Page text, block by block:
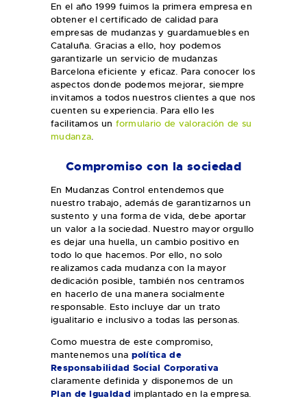
En el año 1999 fuimos la primera empresa en
obtener el certificado de calidad para
empresas de mudanzas y guardamuebles en
Cataluña. Gracias a ello, hoy podemos
garantizarle un servicio de mudanzas
Barcelona eficiente y eficaz. Para conocer los
aspectos donde podemos mejorar, siempre
invitamos a todos nuestros clientes a que nos
cuenten su experiencia. Para ello les
facilitamos un formulario de valoración de su
mudanza.
Compromiso con la sociedad
En Mudanzas Control entendemos que
nuestro trabajo, además de garantizarnos un
sustento y una forma de vida, debe aportar
un valor a la sociedad. Nuestro mayor orgullo
es dejar una huella, un cambio positivo en
todo lo que hacemos. Por ello, no solo
realizamos cada mudanza con la mayor
dedicación posible, también nos centramos
en hacerlo de una manera socialmente
responsable. Esto incluye dar un trato
igualitario e inclusivo a todas las personas.
Como muestra de este compromiso,
mantenemos una política de
Responsabilidad Social Corporativa
claramente definida y disponemos de un
Plan de Igualdad implantado en la empresa.